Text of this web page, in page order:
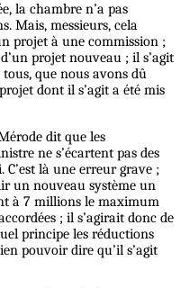
la chambre n’a pas
Mais, messieurs, cela
projet à une commission ;
projet nouveau ; il s’agit
que nous avons dû
dont il s’agit a été mis
dit que les
ne s’écartent pas des
là une erreur grave ;
un nouveau système un
à 7 millions le maximum
; il s’agirait donc de
principe les réductions
pouvoir dire qu’il s’agit